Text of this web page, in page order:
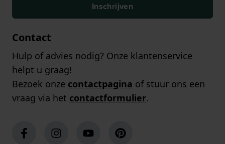
Inschrijven
Contact
Hulp of advies nodig? Onze klantenservice
helpt u graag!
Bezoek onze contactpagina of stuur ons een
vraag via het contactformulier.